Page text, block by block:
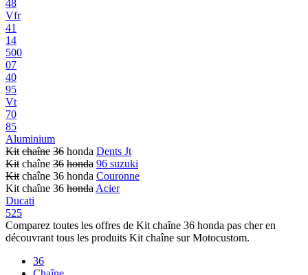
48
Vfr
41
14
500
07
40
95
Vt
70
85
Aluminium
Kit chaîne 36 honda Dents Jt
Kit chaîne 36 honda 96 suzuki
Kit chaîne 36 honda Couronne
Kit chaîne 36 honda Acier
Ducati
525
Comparez toutes les offres de Kit chaîne 36 honda pas cher en
découvrant tous les produits Kit chaîne sur Motocustom.
36